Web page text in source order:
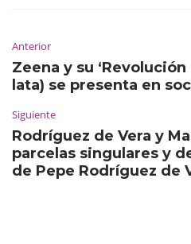
Anterior
Zeena y su
lata) se presenta en
Siguiente
Rodríguez de Vera y
parcelas singulares y
de Pepe Rodríguez de